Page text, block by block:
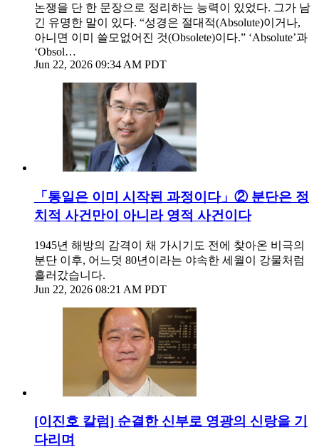
논쟁을 단 한 문장으로 정리하는 능력이 있었다. 그가 남
긴 유명한 말이 있다. “성경은 절대적(Absolute)이거나,
아니면 이미 쓸모없어진 것(Obsolete)이다.” ‘Absolute’과
‘Obsol…
Jun 22, 2026 09:34 AM PDT
「통일은 이미 시작된 과정이다」② 분단은 정
치적 사건만이 아니라 영적 사건이다
1945년 해방의 감격이 채 가시기도 전에 찾아온 비극의
분단 이후, 어느덧 80년이라는 야속한 세월이 강물처럼
흘러갔습니다.
Jun 22, 2026 08:21 AM PDT
[이진호 칼럼] 순결한 신부로 영광의 신랑을 기
다리며